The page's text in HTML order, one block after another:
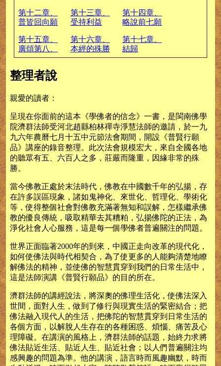
第十二章、
普皆回向願
第十三章、
受持利益
第十四章、
略說前七願
第十五章、
廣頌第八、
九願
第十六章、
本經的殊勝
第十七章、
結歸
整理者說
親愛的讀者：
呈現在你面前的這本《學佛者的信念》一書，是閩南佛學
院濟群法師受河北趙縣柏林禪寺淨慧法師的邀請，於一九
九六年農曆七月十五中元節法會期間，開設《普賢行願
品》講座的錄音整理。此次法會規模宏大，來自全國各地
的聽眾有五、六百人之多，莊嚴而隆重，因緣非常的殊
勝。
當今佛教正處於末法時代，佛教在中國數千年的弘揚，存
在許多誤區現象，諸如鬼神化、來世化、哲理化、學術化
等，使得整個社會對佛教充滿著無知和誤解，怎樣繼承佛
教的優良傳統，吸取精華去其糟粕，弘揚佛陀的正法，為
淨化社會人心服務，這是每一個學佛者普遍關注的問題。
世界正面臨著2000年的到來，中國正走向改革的現代化，
如何使佛法與時代相契合，為了使更多的人能夠清楚地瞭
解佛法的精神，並使佛的智慧貫穿到我們的日常生活中，
這是法師演講《普賢行願品》的目的所在。
濟群法師的講經說法，將深奧的佛理生活化，使佛法深入
世間，面對人生，做到了修行與現實生活的緊密結合；把
佛法融入現代人的生活，把佛陀的智慧貫穿到日常生活的
各個方面，以解脫人生存在的各種困惑、煩惱、痛苦及心
理障礙。在講演的風格上，濟群法師的話題，始終力求將
佛法貼近生活、貼近人生、貼近社會；以人們普遍關注均
感興趣的問題為準。他的講演，語言時而風趣幽默，時而